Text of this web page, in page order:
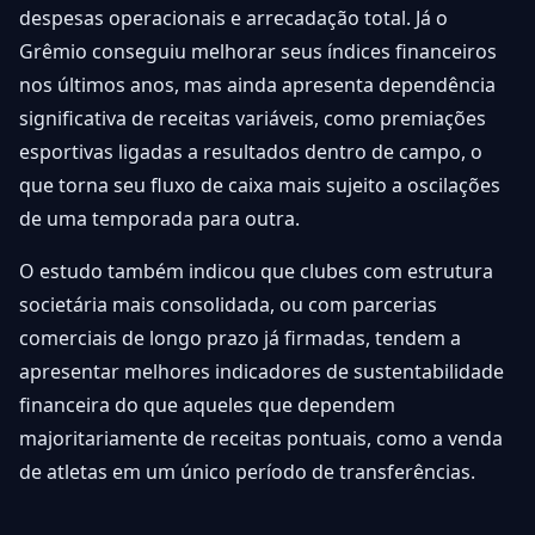
despesas operacionais e arrecadação total. Já o
Grêmio conseguiu melhorar seus índices financeiros
nos últimos anos, mas ainda apresenta dependência
significativa de receitas variáveis, como premiações
esportivas ligadas a resultados dentro de campo, o
que torna seu fluxo de caixa mais sujeito a oscilações
de uma temporada para outra.
O estudo também indicou que clubes com estrutura
societária mais consolidada, ou com parcerias
comerciais de longo prazo já firmadas, tendem a
apresentar melhores indicadores de sustentabilidade
financeira do que aqueles que dependem
majoritariamente de receitas pontuais, como a venda
de atletas em um único período de transferências.